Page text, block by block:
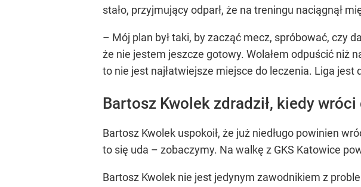
stało, przyjmujący odparł, że na treningu naciągnął
– Mój plan był taki, by zacząć mecz, spróbować, czy
że nie jestem jeszcze gotowy. Wolałem odpuścić niż
to nie jest najłatwiejsze miejsce do leczenia. Liga jest
Bartosz Kwolek zdradził, kiedy
Bartosz Kwolek uspokoił, że już niedługo powinien
to się uda – zobaczymy. Na walkę z GKS Katowice
Bartosz Kwolek nie jest jedynym zawodnikiem z